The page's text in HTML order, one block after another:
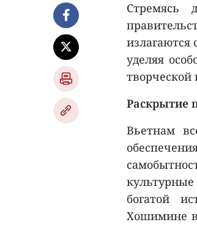
Стремясь
излагаются
уделяя
творческой
Раскрытие
Вьетнам
богатой
Хошимине